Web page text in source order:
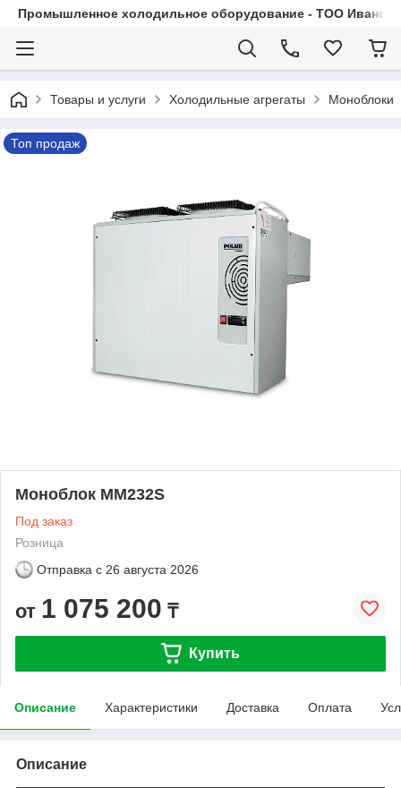
Промышленное холодильное оборудование - ТОО
Товары и услуги Холодильные агрегаты Моноблоки
Топ продаж
Моноблок MM232S
Под заказ
Розница
Отправка с 26 августа 2026
от 1 075 200 ₸
Купить
Описание Характеристики Доставка Оплата
Описание